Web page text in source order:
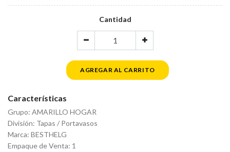
Cantidad
AGREGAR AL CARRITO
Características
Grupo: AMARILLO HOGAR
División: Tapas / Portavasos
Marca: BESTHELG
Empaque de Venta: 1